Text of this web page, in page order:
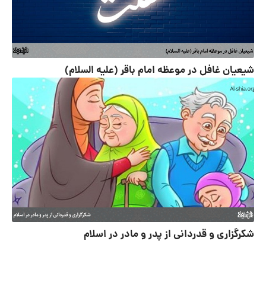
شیعیان غافل در موعظه امام باقر (علیه‌ السلام)
شکرگزاری و قدردانی از پدر و مادر در اسلام